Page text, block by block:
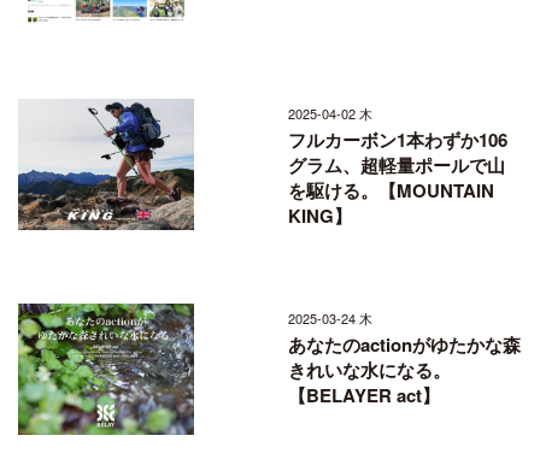
2025-04-02 木
フルカーボン1本わずか106
グラム、超軽量ポールで山
を駆ける。【MOUNTAIN
KING】
2025-03-24 木
あなたのactionがゆたかな森
きれいな水になる。
【BELAYER act】